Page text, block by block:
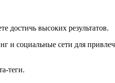
высоких результатов.
и социальные сети для
теги.